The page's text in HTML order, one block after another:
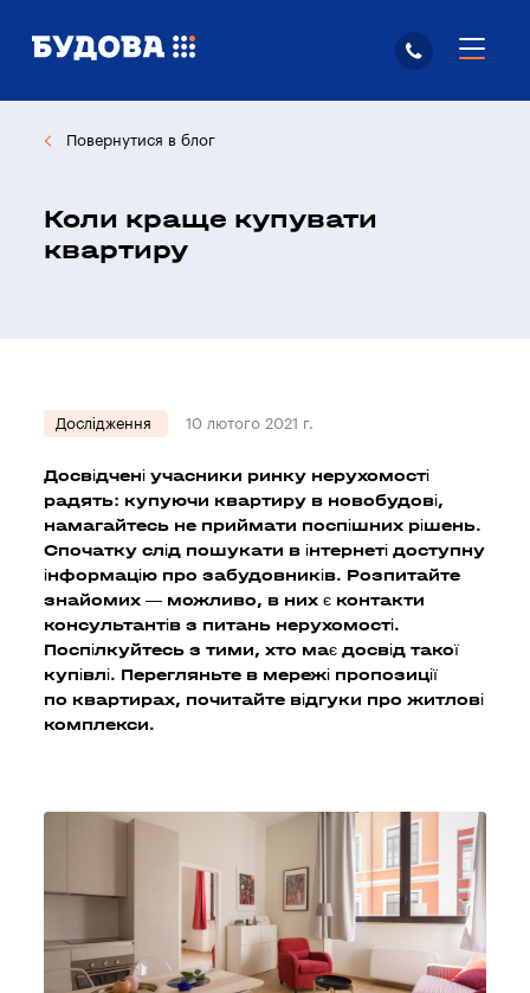
Повернутися в блог
Коли краще купувати
квартиру
Дослідження 10 лютого 2021 г.
Досвідчені учасники ринку нерухомості
радять: купуючи квартиру в новобудові,
намагайтесь не приймати поспішних рішень.
Спочатку слід пошукати в інтернеті доступну
інформацію про забудовників. Розпитайте
знайомих — можливо, в них є контакти
консультантів з питань нерухомості.
Поспілкуйтесь з тими, хто має досвід такої
купівлі. Перегляньте в мережі пропозиції
по квартирах, почитайте відгуки про житлові
комплекси.